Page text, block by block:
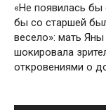
«Не появилась бы
бы со старшей
весело»: мать
шокировала
откровениями о